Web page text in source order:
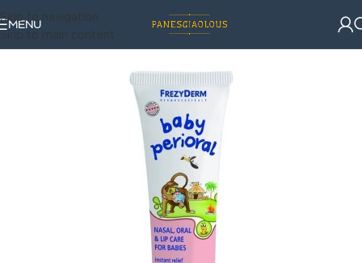
Skip to navigation
Skip to main content
MENU